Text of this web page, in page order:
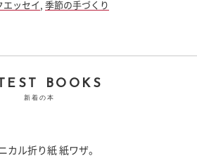
エッセイ 季節の手づくり
BOOKS
新着の本
カル折り紙 紙ワザ。